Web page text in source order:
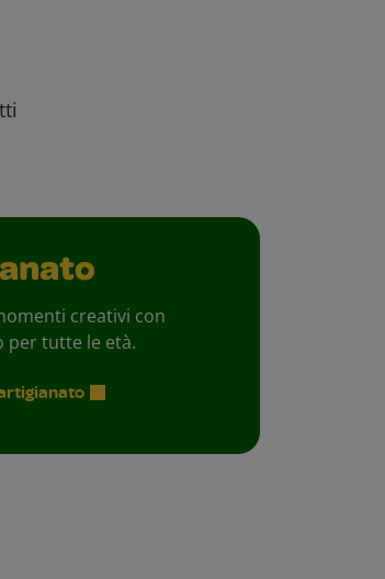
creativi con
per tutte le età.